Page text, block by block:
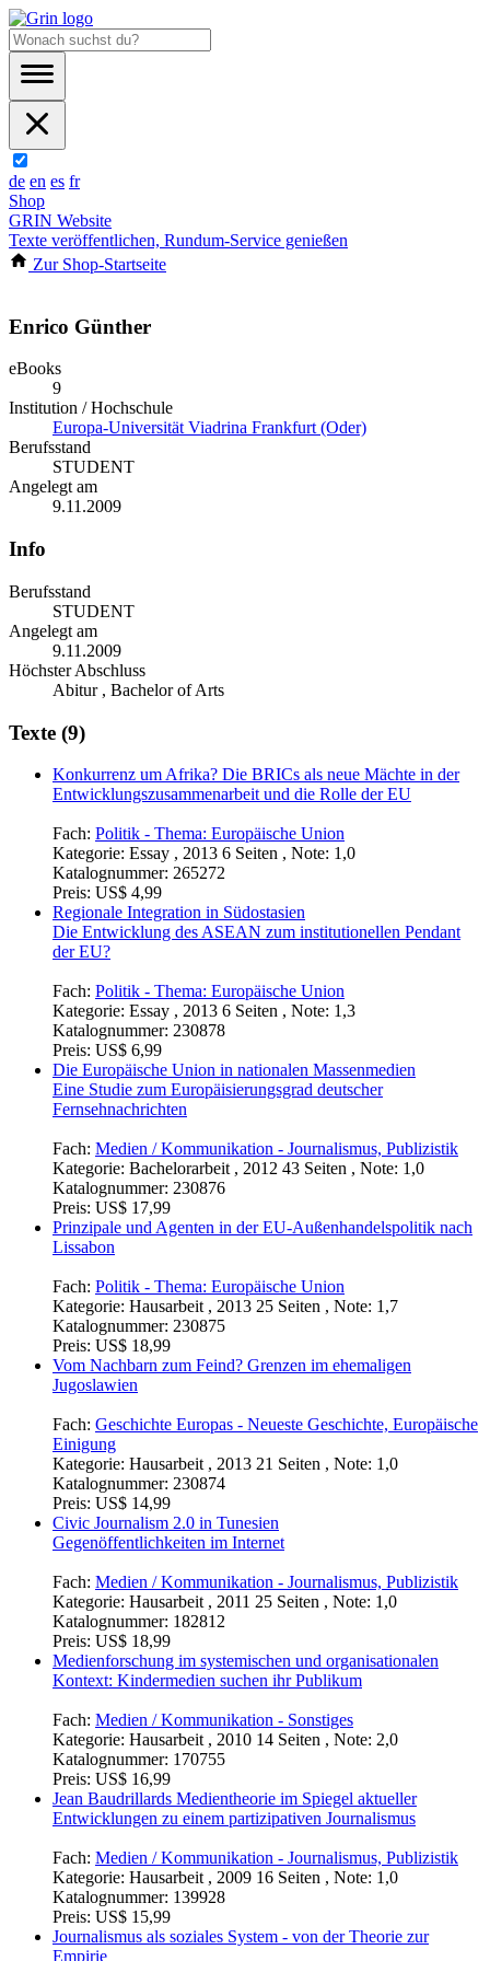
de en es fr
Shop
GRIN Website
Texte veröffentlichen, Rundum-Service genießen
Zur Shop-Startseite
Enrico Günther
eBooks
9
Institution / Hochschule
Europa-Universität Viadrina Frankfurt (Oder)
Berufsstand
STUDENT
Angelegt am
9.11.2009
Info
Berufsstand
STUDENT
Angelegt am
9.11.2009
Höchster Abschluss
Abitur , Bachelor of Arts
Texte (9)
Konkurrenz um Afrika? Die BRICs als neue Mächte in der
Entwicklungszusammenarbeit und die Rolle der EU
Fach: Politik - Thema: Europäische Union
Kategorie: Essay , 2013 6 Seiten , Note: 1,0
Katalognummer: 265272
Preis: US$ 4,99
Regionale Integration in Südostasien
Die Entwicklung des ASEAN zum institutionellen Pendant
der EU?
Fach: Politik - Thema: Europäische Union
Kategorie: Essay , 2013 6 Seiten , Note: 1,3
Katalognummer: 230878
Preis: US$ 6,99
Die Europäische Union in nationalen Massenmedien
Eine Studie zum Europäisierungsgrad deutscher
Fernsehnachrichten
Fach: Medien / Kommunikation - Journalismus, Publizistik
Kategorie: Bachelorarbeit , 2012 43 Seiten , Note: 1,0
Katalognummer: 230876
Preis: US$ 17,99
Prinzipale und Agenten in der EU-Außenhandelspolitik nach
Lissabon
Fach: Politik - Thema: Europäische Union
Kategorie: Hausarbeit , 2013 25 Seiten , Note: 1,7
Katalognummer: 230875
Preis: US$ 18,99
Vom Nachbarn zum Feind? Grenzen im ehemaligen
Jugoslawien
Fach: Geschichte Europas - Neueste Geschichte, Europäische
Einigung
Kategorie: Hausarbeit , 2013 21 Seiten , Note: 1,0
Katalognummer: 230874
Preis: US$ 14,99
Civic Journalism 2.0 in Tunesien
Gegenöffentlichkeiten im Internet
Fach: Medien / Kommunikation - Journalismus, Publizistik
Kategorie: Hausarbeit , 2011 25 Seiten , Note: 1,0
Katalognummer: 182812
Preis: US$ 18,99
Medienforschung im systemischen und organisationalen
Kontext: Kindermedien suchen ihr Publikum
Fach: Medien / Kommunikation - Sonstiges
Kategorie: Hausarbeit , 2010 14 Seiten , Note: 2,0
Katalognummer: 170755
Preis: US$ 16,99
Jean Baudrillards Medientheorie im Spiegel aktueller
Entwicklungen zu einem partizipativen Journalismus
Fach: Medien / Kommunikation - Journalismus, Publizistik
Kategorie: Hausarbeit , 2009 16 Seiten , Note: 1,0
Katalognummer: 139928
Preis: US$ 15,99
Journalismus als soziales System - von der Theorie zur
Empirie